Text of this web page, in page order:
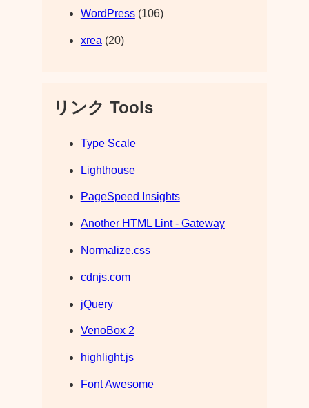
WordPress(106)
xrea (20)
リンク Tools
Type Scale
Lighthouse
PageSpeed Insights
Another HTML Lint - Gateway
Normalize.css
cdnjs.com
jQuery
VenoBox 2
highlight.js
Font Awesome